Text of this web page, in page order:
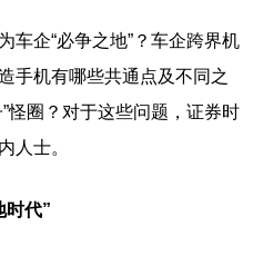
企“必争之地”？车企跨界机
手机有哪些共通点及不同之
怪圈？对于这些问题，证券时
人士。
时代”